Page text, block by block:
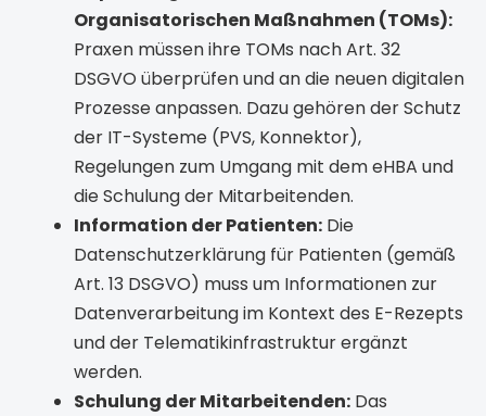
Organisatorischen Maßnahmen (TOMs):
Praxen müssen ihre TOMs nach Art. 32
DSGVO überprüfen und an die neuen digitalen
Prozesse anpassen. Dazu gehören der Schutz
der IT-Systeme (PVS, Konnektor),
Regelungen zum Umgang mit dem eHBA und
die Schulung der Mitarbeitenden.
Information der Patienten: Die
Datenschutzerklärung für Patienten (gemäß
Art. 13 DSGVO) muss um Informationen zur
Datenverarbeitung im Kontext des E-Rezepts
und der Telematikinfrastruktur ergänzt
werden.
Schulung der Mitarbeitenden: Das